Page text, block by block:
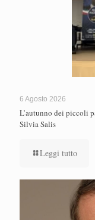
6 Agosto 2026
L’autunno dei piccoli
Silvia Salis
Leggi tutto